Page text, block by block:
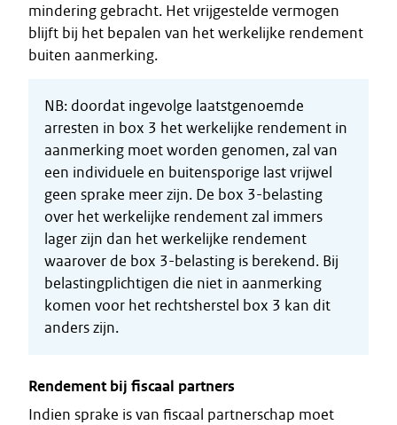
mindering gebracht. Het vrijgestelde vermogen
blijft bij het bepalen van het werkelijke rendement
buiten aanmerking.
NB: doordat ingevolge laatstgenoemde
arresten in box 3 het werkelijke rendement in
aanmerking moet worden genomen, zal van
een individuele en buitensporige last vrijwel
geen sprake meer zijn. De box 3-belasting
over het werkelijke rendement zal immers
lager zijn dan het werkelijke rendement
waarover de box 3-belasting is berekend. Bij
belastingplichtigen die niet in aanmerking
komen voor het rechtsherstel box 3 kan dit
anders zijn.
Rendement bij fiscaal partners
Indien sprake is van fiscaal partnerschap moet